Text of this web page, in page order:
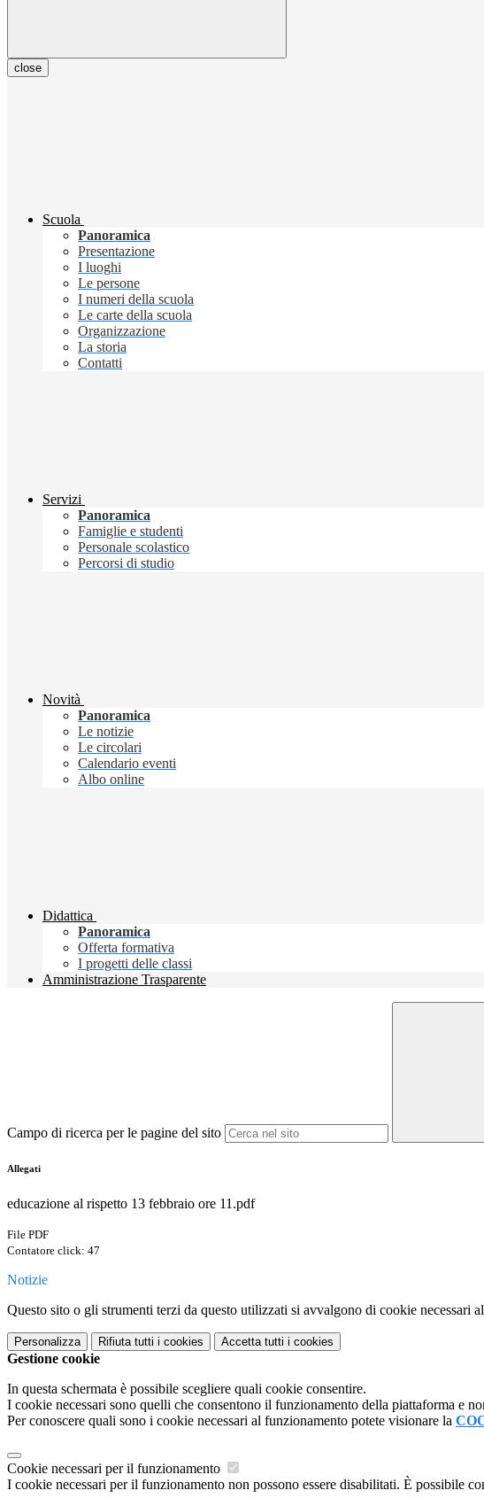
close
Scuola
Panoramica
Presentazione
I luoghi
Le persone
I numeri della scuola
Le carte della scuola
Organizzazione
La storia
Contatti
Servizi
Panoramica
Famiglie e studenti
Personale scolastico
Percorsi di studio
Novità
Panoramica
Le notizie
Le circolari
Calendario eventi
Albo online
Didattica
Panoramica
Offerta formativa
I progetti delle classi
Amministrazione Trasparente
Campo di ricerca per le pagine del sito
Allegati
educazione al rispetto 13 febbraio ore 11.pdf
File PDF
Contatore click: 47
Notizie
Questo sito o gli strumenti terzi da questo utilizzati si avvalgono di cookie necessari
Personalizza Rifiuta tutti i cookies Accetta tutti i cookies
Gestione cookie
In questa schermata è possibile scegliere quali cookie consentire.
I cookie necessari sono quelli che consentono il funzionamento della piattaforma e
Per conoscere quali sono i cookie necessari al funzionamento potete visionare la
Cookie necessari per il funzionamento
I cookie necessari per il funzionamento non possono essere disabilitati. È possibile